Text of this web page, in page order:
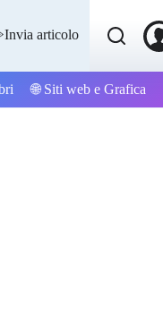
articolo
🌐 Siti web e Grafica